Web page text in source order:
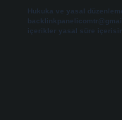
Hukuka ve yasal
içerikler yasal süre